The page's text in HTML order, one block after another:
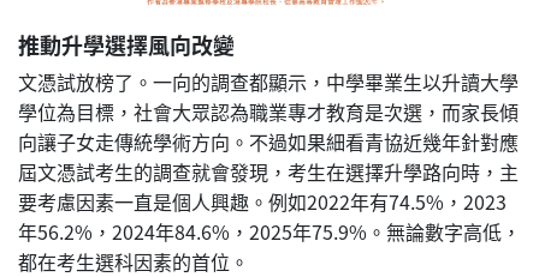
推動升學選擇風向改變
文憑試放榜了。一向的調查都顯示，中學畢業生以升讀大學
學位為目標，社會大眾認為職業專才教育是次選，而家長傾
向讓子女走傳統學術方向。不過如果細看青協近幾年針對應
屆文憑試考生的調查就會發現，考生在選擇升學路向時，主
要考慮因素一直是個人興趣。例如2022年有74.5%，2023
年56.2%，2024年84.6%，2025年75.9%。無論數字高低，
都在考生選科因素的首位。